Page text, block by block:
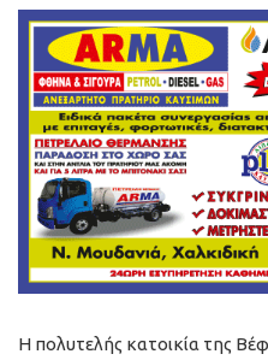
Η πολυτελής κατοικία της